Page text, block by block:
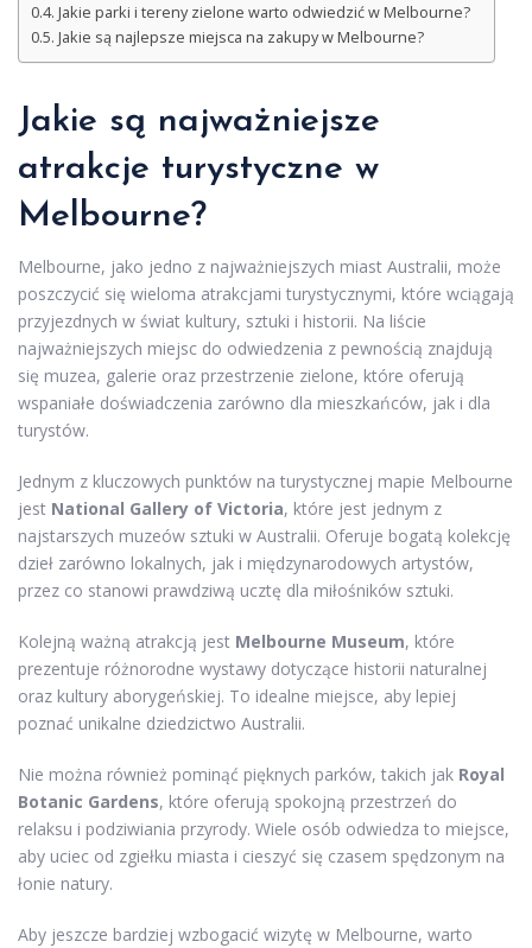
Jakie parki i tereny zielone warto odwiedzić w Melbourne?
Jakie są najlepsze miejsca na zakupy w Melbourne?
Jakie są najważniejsze
atrakcje turystyczne w
Melbourne?
Melbourne, jako jedno z najważniejszych miast Australii, może
poszczycić się wieloma atrakcjami turystycznymi, które wciągają
przyjezdnych w świat kultury, sztuki i historii. Na liście
najważniejszych miejsc do odwiedzenia z pewnością znajdują
się muzea, galerie oraz przestrzenie zielone, które oferują
wspaniałe doświadczenia zarówno dla mieszkańców, jak i dla
turystów.
Jednym z kluczowych punktów na turystycznej mapie Melbourne
jest National Gallery of Victoria, które jest jednym z
najstarszych muzeów sztuki w Australii. Oferuje bogatą kolekcję
dzieł zarówno lokalnych, jak i międzynarodowych artystów,
przez co stanowi prawdziwą ucztę dla miłośników sztuki.
Kolejną ważną atrakcją jest Melbourne Museum, które
prezentuje różnorodne wystawy dotyczące historii naturalnej
oraz kultury aborygeńskiej. To idealne miejsce, aby lepiej
poznać unikalne dziedzictwo Australii.
Nie można również pominąć pięknych parków, takich jak Royal
Botanic Gardens, które oferują spokojną przestrzeń do
relaksu i podziwiania przyrody. Wiele osób odwiedza to miejsce,
aby uciec od zgiełku miasta i cieszyć się czasem spędzonym na
łonie natury.
Aby jeszcze bardziej wzbogacić wizytę w Melbourne, warto